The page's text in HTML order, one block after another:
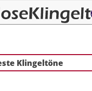
Klingeltöne